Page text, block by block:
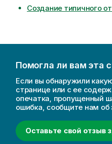
Создание типичного
Помогла ли вам эта
Если вы обнаружили
странице или с ее
опечатка, пропущенный
ошибка, сообщите нам об
Оставьте свой отзыв